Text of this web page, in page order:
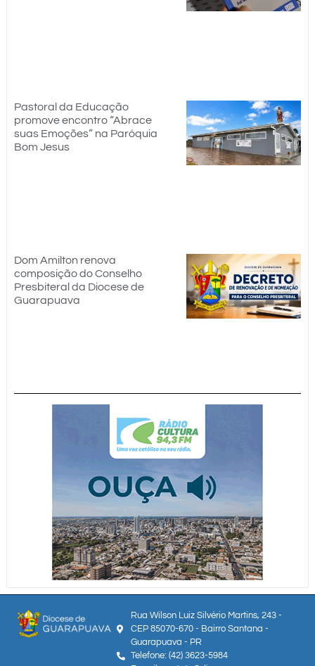
Pastoral da Educação
promove encontro “Abrace
suas Emoções” na Paróquia
Bom Jesus
Dom Amilton renova
composição do Conselho
Presbiteral da Diocese de
Guarapuava
Rua Wilson Luiz Silvério Martins, 243 -
CEP 85070-670 - Bairro Santana -
Guarapuava - PR
Telefone: (42) 3623-5984